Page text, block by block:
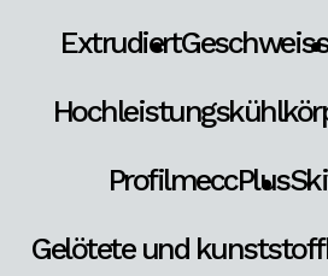
Extrudiert
ProfilmeccPlus
Gelötete und